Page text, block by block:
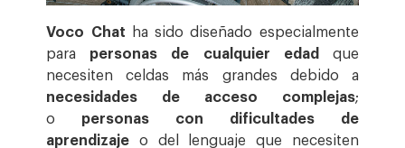
Voco Chat ha sido diseñado especialmente
para personas de cualquier edadque
necesiten celdas más grandes debido a
necesidades de acceso complejas;
o personas con dificultades de
aprendizaje o del lenguaje que necesiten